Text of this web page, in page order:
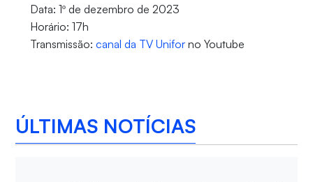
Data: 1º de dezembro de 2023
Horário: 17h
Transmissão: canal da TV Uniforno Youtube
ÚLTIMAS NOTÍCIAS